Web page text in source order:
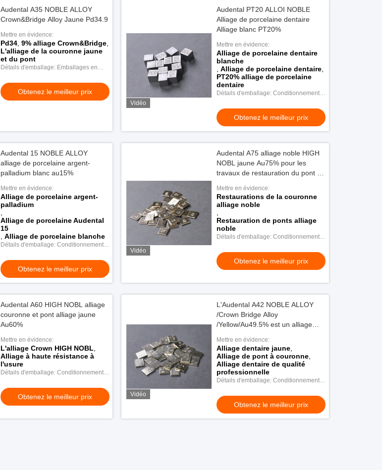
Audental A35 NOBLE ALLOY
Crown&Bridge Alloy Jaune Pd34.9
Mettre en évidence:
Pd34 9% alliage Crown&Bridge
L'alliage de la couronne jaune
et du pont
Détails d'emballage: Emballages en
Obtenez le meilleur prix
Vidéo
Audental PT20 ALLOI NOBLE
Alliage de porcelaine dentaire
Alliage blanc PT20%
Mettre en évidence:
Alliage de porcelaine dentaire
blanche
,Alliage de porcelaine dentaire
PT20% alliage de porcelaine
dentaire
Détails d'emballage: Conditionnement
Obtenez le meilleur prix
Audental 15 NOBLE ALLOY
alliage de porcelaine argent-
palladium blanc au15%
Mettre en évidence:
Alliage de porcelaine argent-
palladium
Alliage de porcelaine Audental
15
Alliage de porcelaine blanche
Détails d'emballage: Conditionnement
Obtenez le meilleur prix
Vidéo
Audental A75 alliage noble HIGH
NOBL jaune Au75% pour les
travaux de restauration du pont de
Mettre en évidence:
Restaurations de la couronne
alliage noble
Restauration de ponts alliage
noble
Détails d'emballage: Conditionnement
Obtenez le meilleur prix
Audental A60 HIGH NOBL alliage
couronne et pont alliage jaune
Au60%
Mettre en évidence:
L'alliage Crown HIGH NOBL
Alliage à haute résistance à
l'usure
Détails d'emballage: Conditionnement
Obtenez le meilleur prix Vidéo
L'Audental A42 NOBLE ALLOY
/Crown Bridge Alloy
/Yellow/Au49.5% est un alliage
pour les applications de couronne
et de pont
Mettre en évidence:
Alliage dentaire jaune
Alliage de pont à couronne
Alliage dentaire de qualité
professionnelle
Détails d'emballage: Conditionnement
Obtenez le meilleur prix